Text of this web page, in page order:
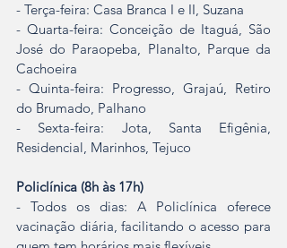
- Terça-feira: Casa Branca I e II, Suzana
- Quarta-feira: Conceição de Itaguá, São
José do Paraopeba, Planalto, Parque da
Cachoeira
- Quinta-feira: Progresso, Grajaú, Retiro
do Brumado, Palhano
- Sexta-feira: Jota, Santa Efigênia,
Residencial, Marinhos, Tejuco
Policlínica (8h às 17h)
- Todos os dias: A Policlínica oferece
vacinação diária, facilitando o acesso para